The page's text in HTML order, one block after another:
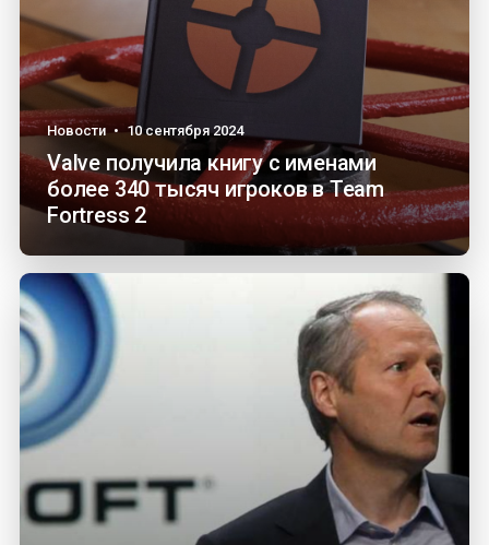
Новости • 10 сентября 2024
Valve получила книгу с именами
более 340 тысяч игроков в Team
Fortress 2